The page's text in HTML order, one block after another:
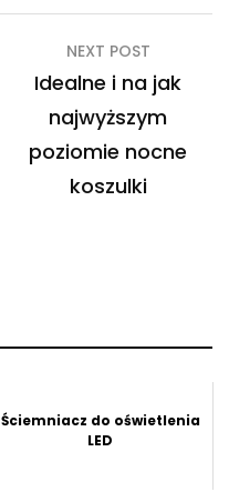
NEXT POST
Idealne i na jak
najwyższym
poziomie nocne
koszulki
Ściemniacz do oświetlenia
LED